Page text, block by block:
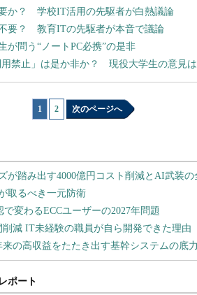
か？ 学校IT活用の先駆者が白熱議論
要？ 教育ITの先駆者が本音で議論
問う“ノートPC必携”の是非
禁止」は是か非か？ 現役大学生の意見は
1 2 次のページへ
ポート